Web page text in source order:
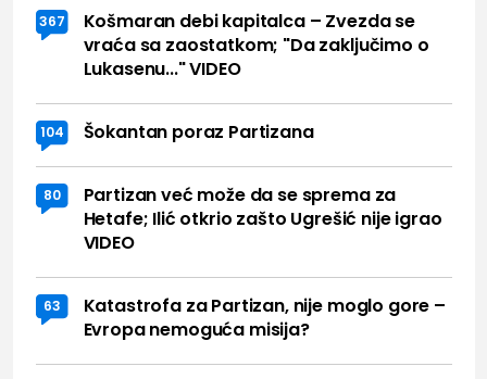
367
Košmaran debi kapitalca – Zvezda se
vraća sa zaostatkom; "Da zaključimo o
Lukasenu..." VIDEO
104 Šokantan poraz Partizana
80
Partizan već može da se sprema za
Hetafe; Ilić otkrio zašto Ugrešić nije igrao
VIDEO
63
Katastrofa za Partizan, nije moglo gore –
Evropa nemoguća misija?